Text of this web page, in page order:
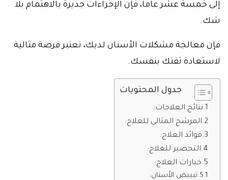
إلى خمسة عشر عاماً، فإن الإجراءات جديرة بالاهتمام بلا
شك.
فإن معالجة مشكلات الأسنان لديك، تعتبر فرصة مثالية
لاستعادة ثقتك بنفسك.
جدول المحتويات
نتائج العلاجات:
المرشح المثالي للعلاج:
فوائد العلاج:
التحضير للعلاج:
خيارات العلاج:
تبييض الأسنان: